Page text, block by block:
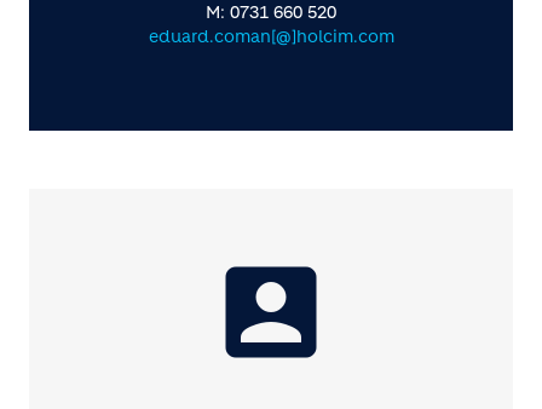
M: 0731 660 520
eduard.coman[@]holcim.com
account_box